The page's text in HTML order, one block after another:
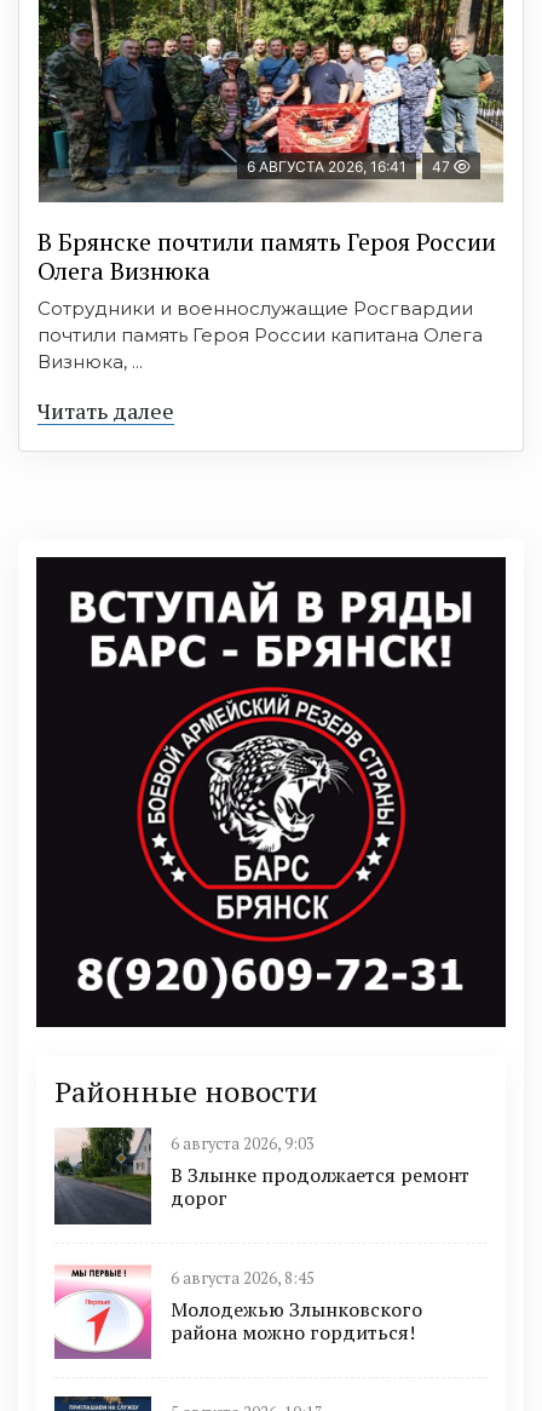
6 АВГУСТА 2026, 16:41 47
В Брянске почтили память Героя России
Олега Визнюка
Сотрудники и военнослужащие Росгвардии
почтили память Героя России капитана Олега
Визнюка, ...
Читать далее
Районные новости
6 августа 2026, 9:03
В Злынке продолжается ремонт
дорог
6 августа 2026, 8:45
Молодежью Злынковского
района можно гордиться!